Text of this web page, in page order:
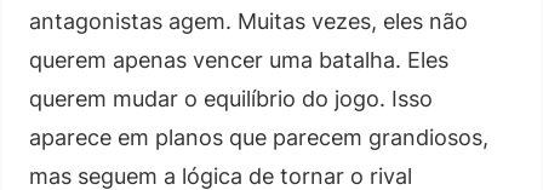
antagonistas agem. Muitas vezes, eles não
querem apenas vencer uma batalha. Eles
querem mudar o equilíbrio do jogo. Isso
aparece em planos que parecem grandiosos,
mas seguem a lógica de tornar o rival